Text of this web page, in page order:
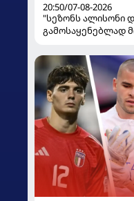
20:50/07-08-2026
"სეზონს ალისონი
გამოსაყენებლად
ყოფილმა მეკარემ